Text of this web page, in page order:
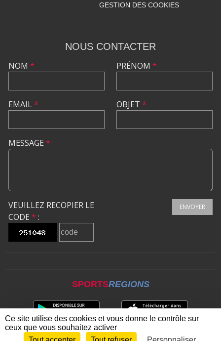
GESTION DES COOKIES
NOUS CONTACTER
NOM *
EMAIL*
PRÉNOM *
OBJET *
MESSAGE *
VEUILLEZ RECOPIER LE
CODE * :
ENVOYER
SPORTSREGIONS
Ce site utilise des cookies et vous donne le contrôle sur
ceux que vous souhaitez activer